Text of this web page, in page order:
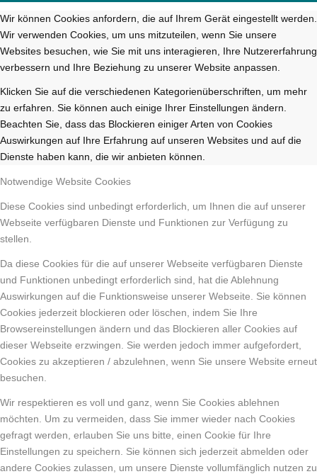
Wir können Cookies anfordern, die auf Ihrem Gerät eingestellt werden.
Wir verwenden Cookies, um uns mitzuteilen, wenn Sie unsere
Websites besuchen, wie Sie mit uns interagieren, Ihre Nutzererfahrung
verbessern und Ihre Beziehung zu unserer Website anpassen.
Klicken Sie auf die verschiedenen Kategorienüberschriften, um mehr
zu erfahren. Sie können auch einige Ihrer Einstellungen ändern.
Beachten Sie, dass das Blockieren einiger Arten von Cookies
Auswirkungen auf Ihre Erfahrung auf unseren Websites und auf die
Dienste haben kann, die wir anbieten können.
Notwendige Website Cookies
Diese Cookies sind unbedingt erforderlich, um Ihnen die auf unserer
Webseite verfügbaren Dienste und Funktionen zur Verfügung zu
stellen.
Da diese Cookies für die auf unserer Webseite verfügbaren Dienste
und Funktionen unbedingt erforderlich sind, hat die Ablehnung
Auswirkungen auf die Funktionsweise unserer Webseite. Sie können
Cookies jederzeit blockieren oder löschen, indem Sie Ihre
Browsereinstellungen ändern und das Blockieren aller Cookies auf
dieser Webseite erzwingen. Sie werden jedoch immer aufgefordert,
Cookies zu akzeptieren / abzulehnen, wenn Sie unsere Website erneut
besuchen.
Wir respektieren es voll und ganz, wenn Sie Cookies ablehnen
möchten. Um zu vermeiden, dass Sie immer wieder nach Cookies
gefragt werden, erlauben Sie uns bitte, einen Cookie für Ihre
Einstellungen zu speichern. Sie können sich jederzeit abmelden oder
andere Cookies zulassen, um unsere Dienste vollumfänglich nutzen zu